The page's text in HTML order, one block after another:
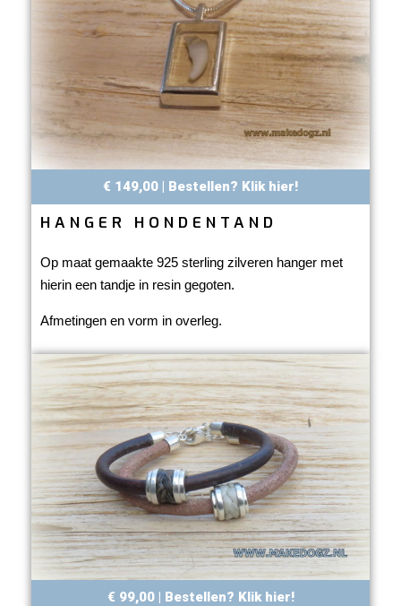
€ 149,00 | Bestellen? Klik hier!
HANGER HONDENTAND
Op maat gemaakte 925 sterling zilveren hanger met
hierin een tandje in resin gegoten.
Afmetingen en vorm in overleg.
€ 99,00 | Bestellen? Klik hier!